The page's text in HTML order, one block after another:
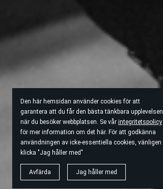
Den här hemsidan använder cookies för att
garantera att du får den bästa tänkbara upplevelsen
när du besöker webbplatsen. Se vår integritetspolicy
för mer information om det här. För att godkänna
användningen av icke-essentiella cookies, vänligen
klicka "Jag håller med"
Avfärda Jag håller med